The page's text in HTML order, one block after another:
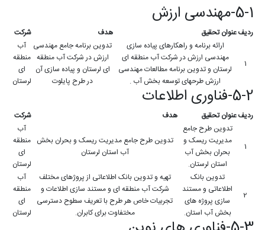
5-1-مهندسی ارزش
ردیفعنوان تحقیق هدف شرکت
1
ارائه برنامه و راهکارهای پیاده سازی
مهندسی ارزش در شرکت آب منطقه ای
لرستان و تدوین برنامه مطالعات مهندسی
ارزش طرحهای توسعه بخش آب .
تدوین برنامه جامع مهندسی
ارزش در شرکت آب منطقه
ای لرستان و پیاده سازی آن
در طرح پایلوت
آب
منطقه
ای
لرستان
5-2-فناوری اطلاعات
ردیفعنوان تحقیق هدف شرکت
1
تدوین طرح جامع
مدیریت ریسک و
بحران بخش آب
استان لرستان.
تدوین طرح جامع مدیریت ریسک و بحران بخش
آب استان لرستان
آب
منطقه
ای
لرستان
2
تدوین بانک
اطلاعاتی و مستند
سازی پروژه های
بخش آب استان.
تهیه و تدوین بانک اطلاعاتی از پروژهای مختلف
شرکت آب منطقه ای و مستند سازی اطلاعات و
تجربیات خاص هر طرح با تعریف سطوح دسترسی
مختفاوت برای کابران.
آب
منطقه
ای
لرستان